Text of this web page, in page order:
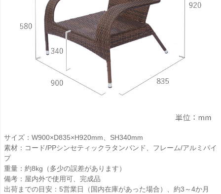
サイズ：W900×D835×H920mm、SH340mm
素材：コード/PPシンセティックラタンバンド、フレーム/アルミパイ
プ
重量：約8kg（多少の誤差があります）
備考：屋内外で使用可、完成品
出荷までの目安：5営業日（国内在庫があった場合）、約3～4か月